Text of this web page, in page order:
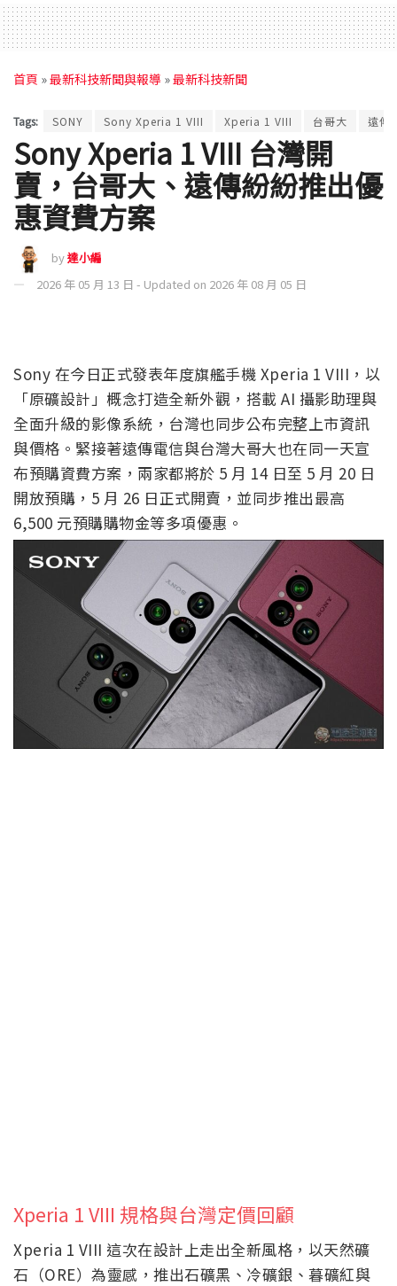
首頁 »最新科技新聞與報導 »最新科技新聞
Tags: SONY Sony Xperia 1 VIII Xperia 1 VIII 台哥大 遠傳
Sony Xperia 1 VIII 台灣開
賣，台哥大、遠傳紛紛推出優
惠資費方案
by達小編
2026 年 05 月 13 日 - Updated on 2026 年 08 月 05 日
Sony 在今日正式發表年度旗艦手機 Xperia 1 VIII，以
「原礦設計」概念打造全新外觀，搭載 AI 攝影助理與
全面升級的影像系統，台灣也同步公布完整上市資訊
與價格。緊接著遠傳電信與台灣大哥大也在同一天宣
布預購資費方案，兩家都將於 5 月 14 日至 5 月 20 日
開放預購，5 月 26 日正式開賣，並同步推出最高
6,500 元預購購物金等多項優惠。
Xperia 1 VIII 規格與台灣定價回顧
Xperia 1 VIII 這次在設計上走出全新風格，以天然礦
石（ORE）為靈感，推出石礦黑、冷礦銀、暮礦紅與